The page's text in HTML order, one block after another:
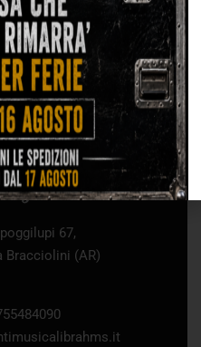
sono garantiti un
di acquisto.
67,
Bracciolini (AR)